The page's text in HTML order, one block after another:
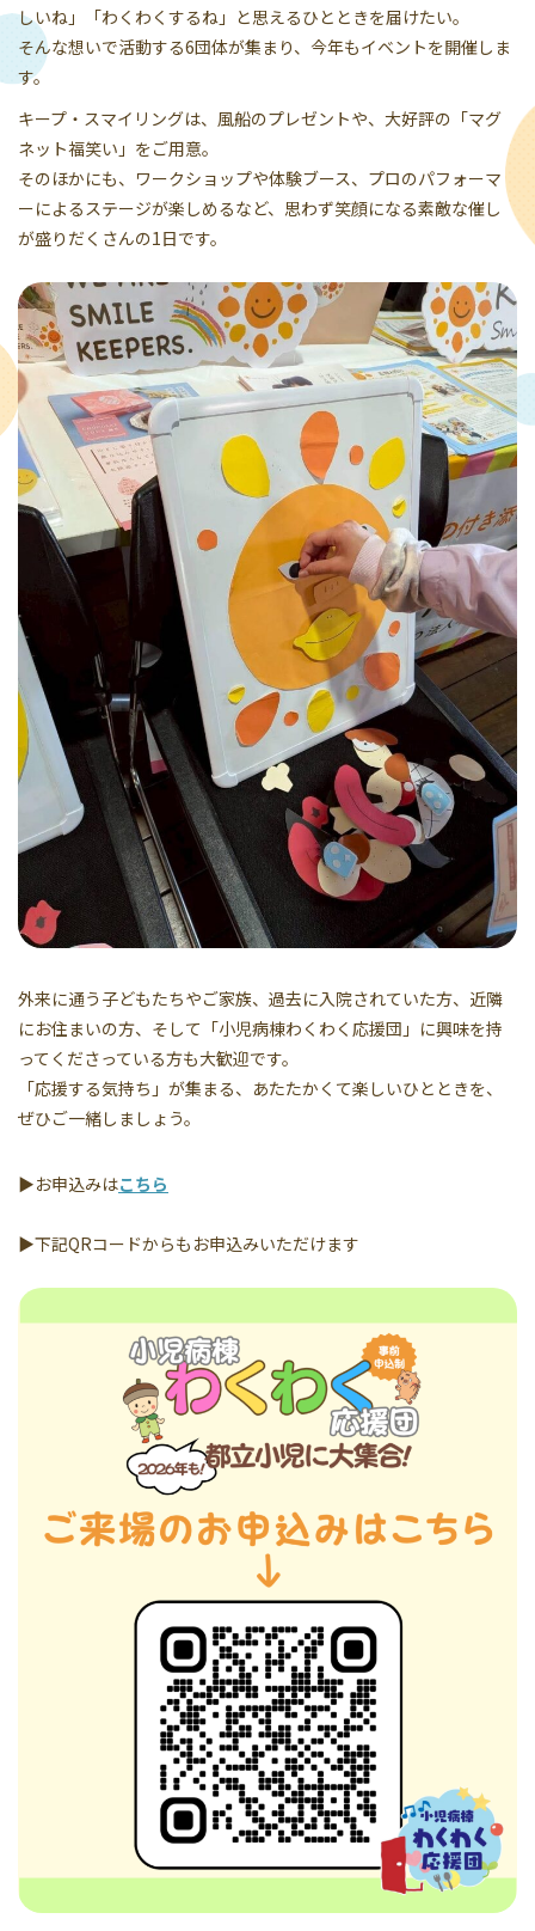
しいね」「わくわくするね」と思えるひとときを届けたい。
そんな想いで活動する6団体が集まり、今年もイベントを開催しま
す。
キープ・スマイリングは、風船のプレゼントや、大好評の「マグ
ネット福笑い」をご用意。
そのほかにも、ワークショップや体験ブース、プロのパフォーマ
ーによるステージが楽しめるなど、思わず笑顔になる素敵な催し
が盛りだくさんの1日です。
外来に通う子どもたちやご家族、過去に入院されていた方、近隣
にお住まいの方、そして「小児病棟わくわく応援団」に興味を持
ってくださっている方も大歓迎です。
「応援する気持ち」が集まる、あたたかくて楽しいひとときを、
ぜひご一緒しましょう。
▶お申込みはこちら
▶下記QRコードからもお申込みいただけます